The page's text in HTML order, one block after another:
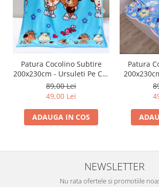
Patura Cocolino Subtire
200x230cm - Ursuleti Pe Cer
Albastru
89,00 Lei
49,00 Lei
ADAUGA IN COS
Patura
NEWSLETTER
Nu rata ofertele si promotiile